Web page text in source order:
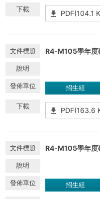
PDF(104.1
R4-M105學年度
招生組
PDF(163.6
R4-M105學年度
招生組